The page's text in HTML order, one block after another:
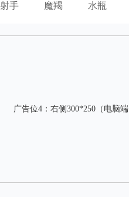
射手 魔羯 水瓶
广告位4：右侧300*250（电脑端